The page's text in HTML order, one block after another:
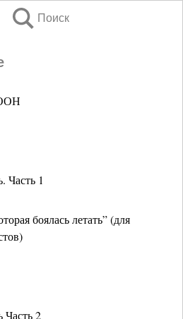
Поиск
Часть 1
боялась летать” (для
Часть 2